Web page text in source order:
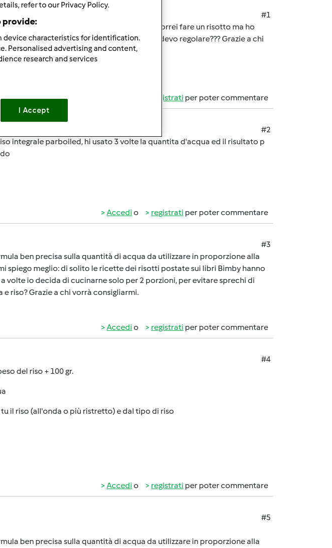
#1
domenica ho gente a pranzo e vorrei fare un risotto ma ho
sono x 4 persone, noi siamo in 6 come mi devo regolare??? Grazie a chi
registrati per poter commentare
#2
integrale parboiled, hi usato 3 volte la quantita d'acqua ed il risultato p
Accedi o registrati per poter commentare
#3
ben precisa sulla quantità di acqua da utilizzare in proporzione alla
spiego meglio: di solito le ricette dei risotti postate sui libri Bimby hanno
volte io decida di cucinarne solo per 2 porzioni, per evitare sprechi di
riso? Grazie a chi vorrà consigliarmi.
Accedi o registrati per poter commentare
#4
del riso + 100 gr.
il riso (all'onda o più ristretto) e dal tipo di riso
Accedi o registrati per poter commentare
#5
ben precisa sulla quantità di acqua da utilizzare in proporzione alla
refer to our Privacy Policy.
provide:
device characteristics for identification.
Personalised advertising and content,
research and services
I Accept